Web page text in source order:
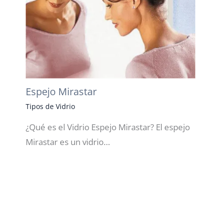
Espejo Mirastar
Tipos de Vidrio
¿Qué es el Vidrio Espejo Mirastar? El espejo
Mirastar es un vidrio…